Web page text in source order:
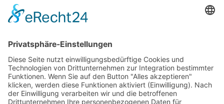
Welche Garderobe ist praktisch für
Familie, Kinder und Gäste?
Wie gelingt ein Homeoffice, ohne
dass mein Zuhause wie ein Büro
aussieht?